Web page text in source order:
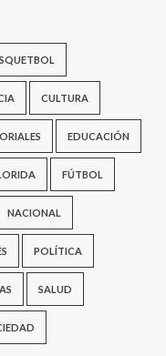
CULTURA
EDUCACIÓN
FÚTBOL
NACIONAL
POLÍTICA
SALUD